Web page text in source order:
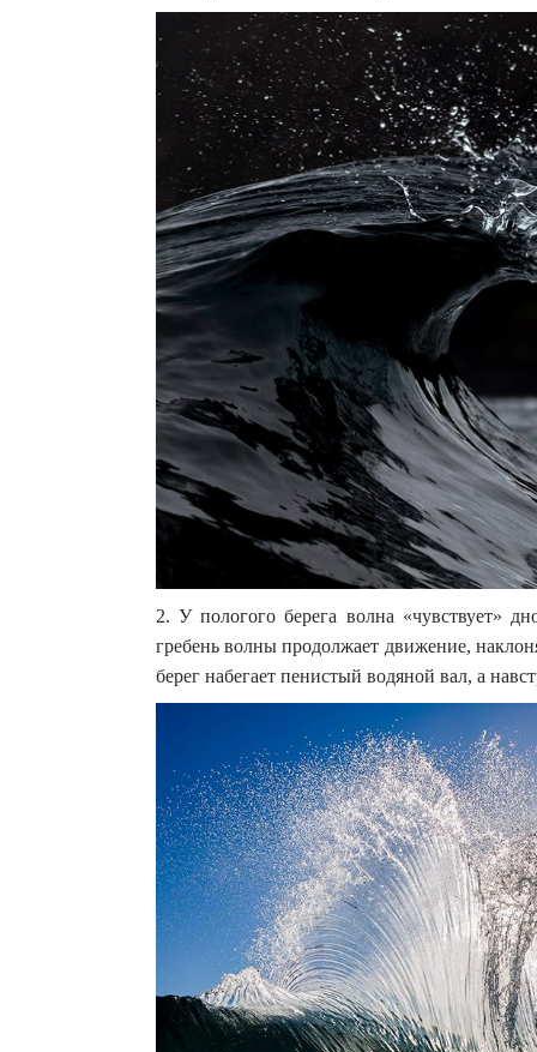
2. У пологого берега волна «чувствует»
гребень волны продолжает движение,
берег набегает пенистый водяной вал, а